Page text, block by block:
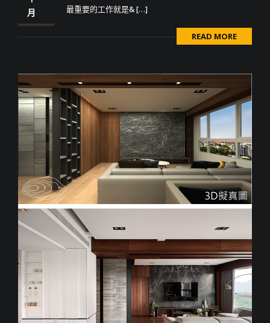
月
最重要的工作就是& […]
READ MORE